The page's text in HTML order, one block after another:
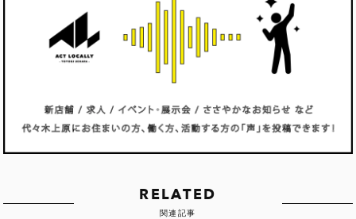
RELATED
関連記事